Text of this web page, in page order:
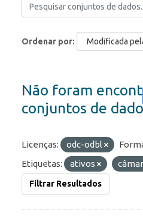
Ordenar por
Não foram
conjuntos de
Licenças: odc-odbl
Etiquetas:
ativos
Filtrar Resultados